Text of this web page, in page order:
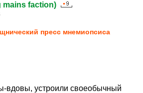
mains faction)
пресс мнемиопсиса
вдовы, устроили своеобычный